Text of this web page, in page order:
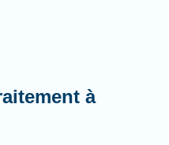
à pénétrer